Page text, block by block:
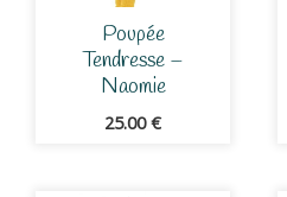
Poupée
Tendresse –
Naomie
25.00€